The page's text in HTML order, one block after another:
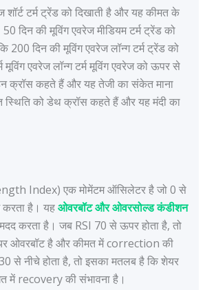
शॉर्ट टर्म ट्रेंड को दिखाती है और यह कीमत के
दिन की मूविंग एवरेज मीडियम टर्म ट्रेंड को
200 दिन की मूविंग एवरेज लॉन्ग टर्म ट्रेंड को
मूविंग एवरेज लॉन्ग टर्म मूविंग एवरेज को ऊपर से
क्रॉस कहते हैं और यह तेजी का संकेत माना
स्थिति को डेथ क्रॉस कहते हैं और यह मंदी का
Index) एक मोमेंटम ऑसिलेटर है जो 0 से
है। यहओवरबॉट और ओवरसोल्ड कंडीशन
करता है। जब RSI 70 से ऊपर होता है, तो
ओवरबॉट है और कीमत में correction की
से नीचे होता है, तो इसका मतलब है कि शेयर
में recovery की संभावना है।